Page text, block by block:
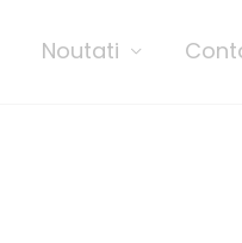
Noutati